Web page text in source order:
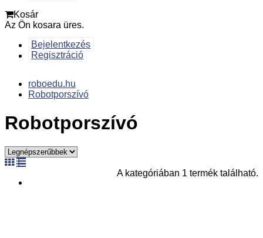
Kosár
Az Ön kosara üres.
Bejelentkezés
Regisztráció
roboedu.hu
Robotporszívó
Robotporszívó
A kategóriában 1 termék található.